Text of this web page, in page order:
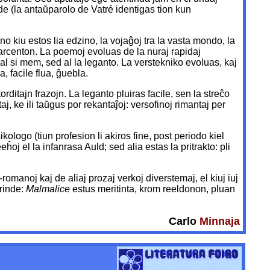
(la antaŭparolo de Vatré identigas tion kun
kiu estos lia edzino, la vojaĝoj tra la vasta mondo, la
La poemoj evoluas de la nuraj rapidaj
si mem, sed al la leganto. La verstekniko evoluas, kaj
facile flua, ĝuebla.
frazojn. La leganto pluiras facile, sen la streĉo
ke ili taŭgus por rekantaĵoj: versofinoj rimantaj per
(tiun profesion li akiros fine, post periodo kiel
el la infanrasa Auld; sed alia estas la pritrakto: pli
-romanoj kaj de aliaj prozaj verkoj diverstemaj, el kiuj iuj
Malmalice estus meritinta, krom reeldonon, pluan
Carlo Minnaja